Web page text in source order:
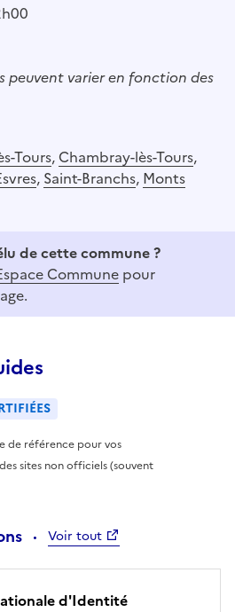
peuvent varier en fonction des
Tours, Chambray-lès-Tours,
, Saint-Branchs, Monts
de cette commune ?
Commune pour
de référence pour vos
sites non officiels (souvent
Voir tout
d'Identité